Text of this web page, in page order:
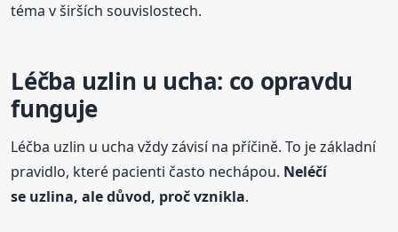
téma v širších souvislostech.
Léčba uzlin u ucha: co opravdu
funguje
Léčba uzlin u ucha vždy závisí na příčině. To je základní
pravidlo, které pacienti často nechápou. Neléčí
se uzlina, ale důvod, proč vznikla.